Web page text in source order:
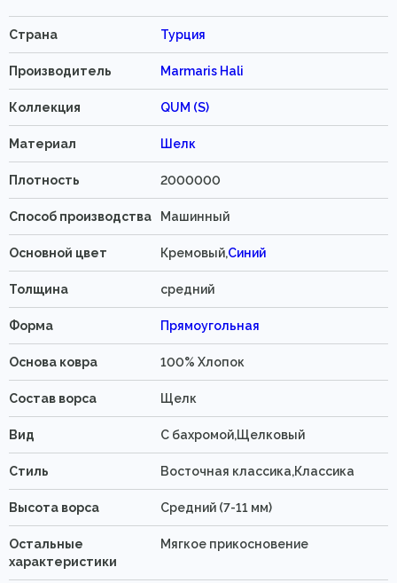
Страна Турция
Производитель Marmaris Hali
Коллекция QUM (S)
Материал Шелк
Плотность 2000000
Способ производства Машинный
Основной цвет Кремовый,Синий
Толщина средний
Форма Прямоугольная
Основа ковра 100% Хлопок
Состав ворса Щелк
Вид C бахромой,Щелковый
Стиль Восточная классика,Классика
Высота ворса Средний (7-11 мм)
Остальные
характеристики
Мягкое прикосновение